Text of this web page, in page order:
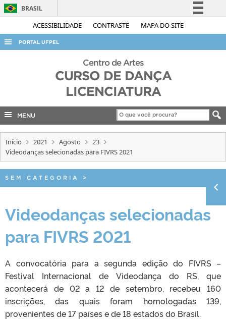
ACESSIBILIDADE CONTRASTE MAPA DO SITE
BRASIL
Simplifique!
Acesso à informação
Legislação
PORTAL UFPEL
ACESSO À INFORMAÇÃO
INTERNACIONAL
OUVIDORIA
PORTARIAS
Centro de Artes
CURSO DE DANÇA
LICENCIATURA
MENU
Início 2021 Agosto
23
Videodanças selecionadas para FIVRS 2021
SEM CATEGORIA >
Videodanças selecionadas
para FIVRS 2021
A convocatória para a segunda edição do FIVRS –
Festival Internacional de Videodança do RS, que
acontecerá de 02 a 12 de setembro, recebeu 160
inscrições, das quais foram homologadas 139,
provenientes de 17 países e de 18 estados do Brasil.